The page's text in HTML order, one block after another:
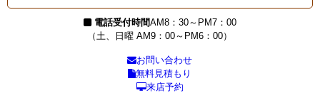
電話受付時間AM8：30～PM7：00
（土、日曜 AM9：00～PM6：00）
お問い合わせ
無料見積もり
来店予約